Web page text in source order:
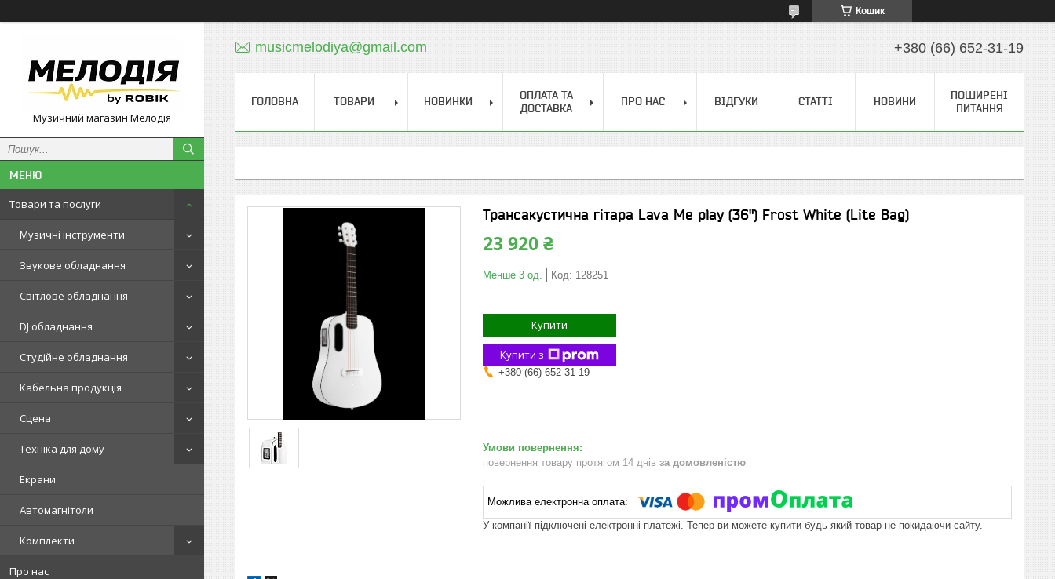
Кошик
Музичний магазин Мелодія
Товари та послуги
Музичні інструменти
Звукове обладнання
Світлове обладнання
DJ обладнання
Студійне обладнання
Кабельна продукція
Сцена
Техніка для дому
Екрани
Автомагнітоли
Комплекти
Про нас
musicmelodiya@gmail.com +380 (66) 652-31-19
ГОЛОВНА ТОВАРИ НОВИНКИ
ОПЛАТА ТА
ДОСТАВКА
ПРО НАС ВІДГУКИ СТАТТІ НОВИНИ
ПОШИРЕНІ
ПИТАННЯ
Трансакустична гітара Lava Me play (36") Frost White (Lite Bag)
23 920 ₴
Менше 3 од. Код: 128251
Купити
Купити з
+380 (66) 652-31-19
повернення товару протягом 14 днів за домовленістю
У компанії підключені електронні платежі. Тепер ви можете купити будь-який товар не покидаючи сайту.